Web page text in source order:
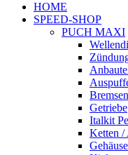
HOME
SPEED-SHOP
PUCH MAXI
Bremsen
Getriebe
Italkit
Ketten /
Gehäuse